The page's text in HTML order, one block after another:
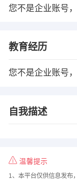
您不是企业账号
教育经历
您不是企业账号
自我描述
温馨提示
1、本平台仅供信息发布